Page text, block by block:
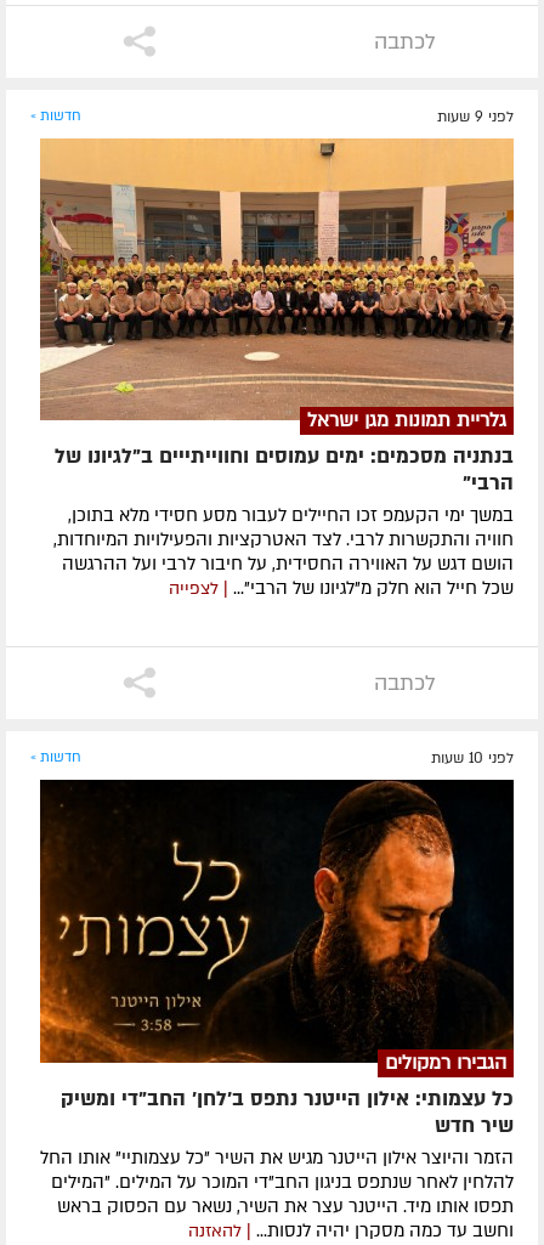
לכתבה
לפני 9 שעות חדשות »
גלריית תמונות מגן ישראל
בנתניה מסכמים: ימים עמוסים וחווייתייים ב"לגיונו של
הרבי"
במשך ימי הקעמפ זכו החיילים לעבור מסע חסידי מלא בתוכן,
חוויה והתקשרות לרבי. לצד האטרקציות והפעילויות המיוחדות,
הושם דגש על האווירה החסידית, על חיבור לרבי ועל ההרגשה
שכל חייל הוא חלק מ"לגיונו של הרבי"...
| לצפייה
לכתבה
לפני 10 שעות חדשות »
הגבירו רמקולים
כל עצמותי: אילון הייטנר נתפס ב'לחן' החב"די ומשיק
שיר חדש
הזמר והיוצר אילון הייטנר מגיש את השיר "כל עצמותיי" אותו החל
להלחין לאחר שנתפס בניגון החב"די המוכר על המילים. "המילים
תפסו אותו מיד. הייטנר עצר את השיר, נשאר עם הפסוק בראש
וחשב עד כמה מסקרן יהיה לנסות... | להאזנה